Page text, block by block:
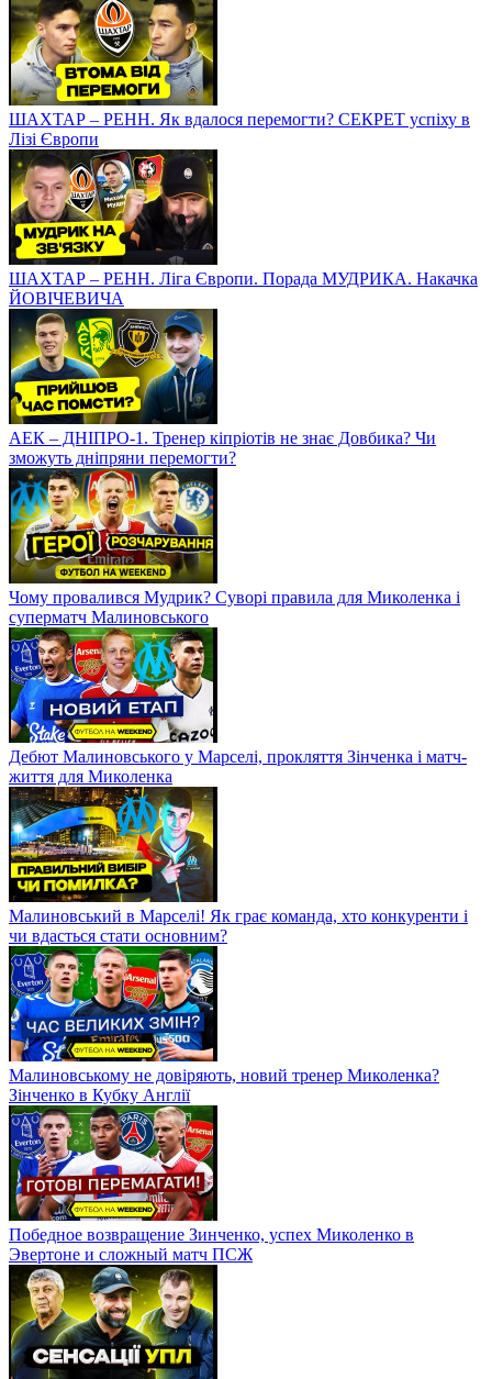
ШАХТАР – РЕНН. Як вдалося перемогти? СЕКРЕТ успіху в
Лізі Європи
ШАХТАР – РЕНН. Ліга Європи. Порада МУДРИКА. Накачка
ЙОВІЧЕВИЧА
АЕК – ДНІПРО-1. Тренер кіпріотів не знає Довбика? Чи
зможуть дніпряни перемогти?
Чому провалився Мудрик? Суворі правила для Миколенка і
суперматч Малиновського
Дебют Малиновського у Марселі, прокляття Зінченка і матч-
життя для Миколенка
Малиновський в Марселі! Як грає команда, хто конкуренти і
чи вдасться стати основним?
Малиновському не довіряють, новий тренер Миколенка?
Зінченко в Кубку Англії
Победное возвращение Зинченко, успех Миколенко в
Эвертоне и сложный матч ПСЖ